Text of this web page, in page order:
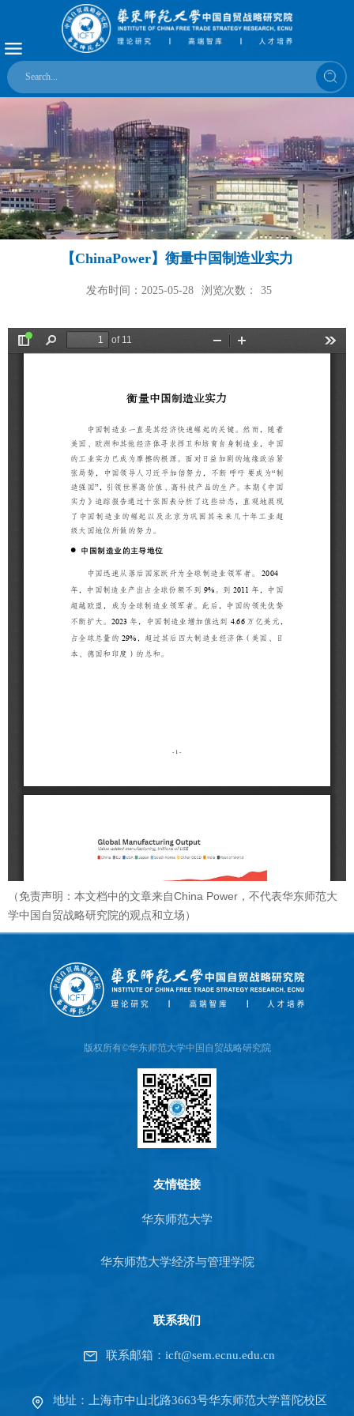
【ChinaPower】衡量中国制造业实力
发布时间：2025-05-28 浏览次数： 35
（免责声明：本文档中的文章来自China Power ，不代表华东师范大
学中国自贸战略研究院的观点和立场）
版权所有©华东师范大学中国自贸战略研究院
友情链接
华东师范大学
华东师范大学经济与管理学院
联系我们
联系邮箱：icft@sem.ecnu.edu.cn
地址：上海市中山北路3663号华东师范大学普陀校区